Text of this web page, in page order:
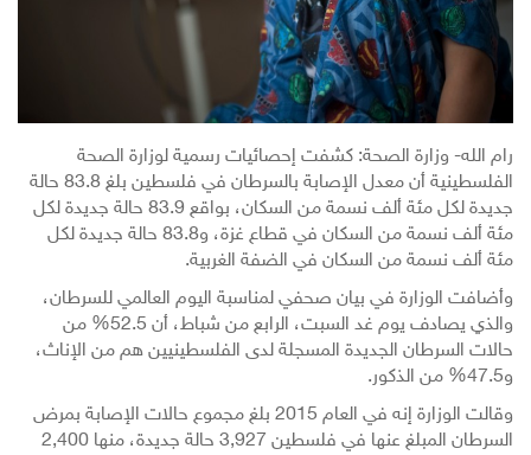
رام الله- وزارة الصحة: كشفت إحصائيات رسمية لوزارة الصحة
الفلسطينية أن معدل الإصابة بالسرطان في فلسطين بلغ 83.8 حالة
جديدة لكل مئة ألف نسمة من السكان، بواقع 83.9 حالة جديدة لكل
مئة ألف نسمة من السكان في قطاع غزة، و83.8 حالة جديدة لكل
مئة ألف نسمة من السكان في الضفة الغربية.
وأضافت الوزارة في بيان صحفي لمناسبة اليوم العالمي للسرطان،
والذي يصادف يوم غد السبت، الرابع من شباط، أن 52.5% من
حالات السرطان الجديدة المسجلة لدى الفلسطينيين هم من الإناث،
و47.5% من الذكور.
وقالت الوزارة إنه في العام 2015 بلغ مجموع حالات الإصابة بمرض
السرطان المبلغ عنها في فلسطين 3,927 حالة جديدة، منها 2,400